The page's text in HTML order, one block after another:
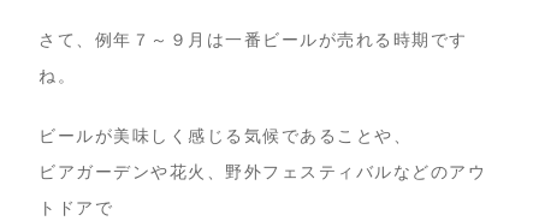
さて、例年７～９月は一番ビールが売れる時期です
ね。
ビールが美味しく感じる気候であることや、
ビアガーデンや花火、野外フェスティバルなどのアウ
トドアで